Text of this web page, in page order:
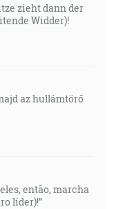
zieht dann der
Widder)!
az hullámtörő
então, marcha
líder)!”